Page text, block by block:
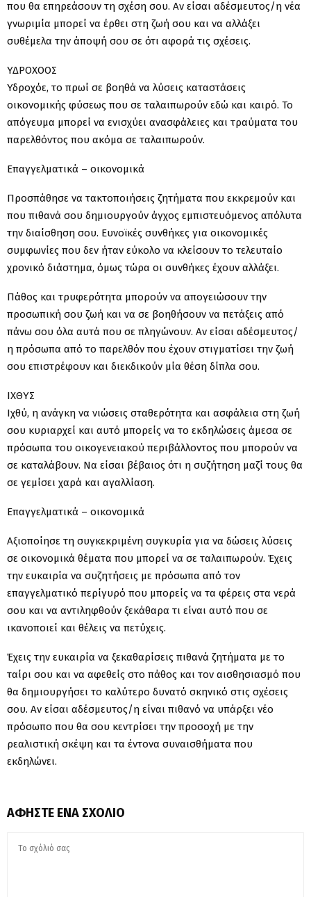
που θα επηρεάσουν τη σχέση σου. Αν είσαι αδέσμευτος/η νέα
γνωριμία μπορεί να έρθει στη ζωή σου και να αλλάξει
συθέμελα την άποψή σου σε ότι αφορά τις σχέσεις.
ΥΔΡΟΧΟΟΣ
Υδροχόε, το πρωί σε βοηθά να λύσεις καταστάσεις
οικονομικής φύσεως που σε ταλαιπωρούν εδώ και καιρό. Το
απόγευμα μπορεί να ενισχύει ανασφάλειες και τραύματα του
παρελθόντος που ακόμα σε ταλαιπωρούν.
Επαγγελματικά – οικονομικά
Προσπάθησε να τακτοποιήσεις ζητήματα που εκκρεμούν και
που πιθανά σου δημιουργούν άγχος εμπιστευόμενος απόλυτα
την διαίσθηση σου. Ευνοϊκές συνθήκες για οικονομικές
συμφωνίες που δεν ήταν εύκολο να κλείσουν το τελευταίο
χρονικό διάστημα, όμως τώρα οι συνθήκες έχουν αλλάξει.
Πάθος και τρυφερότητα μπορούν να απογειώσουν την
προσωπική σου ζωή και να σε βοηθήσουν να πετάξεις από
πάνω σου όλα αυτά που σε πληγώνουν. Αν είσαι αδέσμευτος/
η πρόσωπα από το παρελθόν που έχουν στιγματίσει την ζωή
σου επιστρέφουν και διεκδικούν μία θέση δίπλα σου.
ΙΧΘΥΣ
Ιχθύ, η ανάγκη να νιώσεις σταθερότητα και ασφάλεια στη ζωή
σου κυριαρχεί και αυτό μπορείς να το εκδηλώσεις άμεσα σε
πρόσωπα του οικογενειακού περιβάλλοντος που μπορούν να
σε καταλάβουν. Να είσαι βέβαιος ότι η συζήτηση μαζί τους θα
σε γεμίσει χαρά και αγαλλίαση.
Επαγγελματικά – οικονομικά
Αξιοποίησε τη συγκεκριμένη συγκυρία για να δώσεις λύσεις
σε οικονομικά θέματα που μπορεί να σε ταλαιπωρούν. Έχεις
την ευκαιρία να συζητήσεις με πρόσωπα από τον
επαγγελματικό περίγυρό που μπορείς να τα φέρεις στα νερά
σου και να αντιληφθούν ξεκάθαρα τι είναι αυτό που σε
ικανοποιεί και θέλεις να πετύχεις.
Έχεις την ευκαιρία να ξεκαθαρίσεις πιθανά ζητήματα με το
ταίρι σου και να αφεθείς στο πάθος και τον αισθησιασμό που
θα δημιουργήσει το καλύτερο δυνατό σκηνικό στις σχέσεις
σου. Αν είσαι αδέσμευτος/η είναι πιθανό να υπάρξει νέο
πρόσωπο που θα σου κεντρίσει την προσοχή με την
ρεαλιστική σκέψη και τα έντονα συναισθήματα που
εκδηλώνει.
ΑΦΉΣΤΕ ΈΝΑ ΣΧΌΛΙΟ